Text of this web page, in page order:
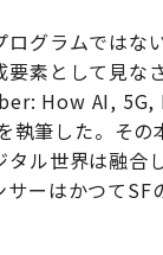
ログラムでは
素として見な
How AI,
筆した。その
ル世界は融合
ーはかつて